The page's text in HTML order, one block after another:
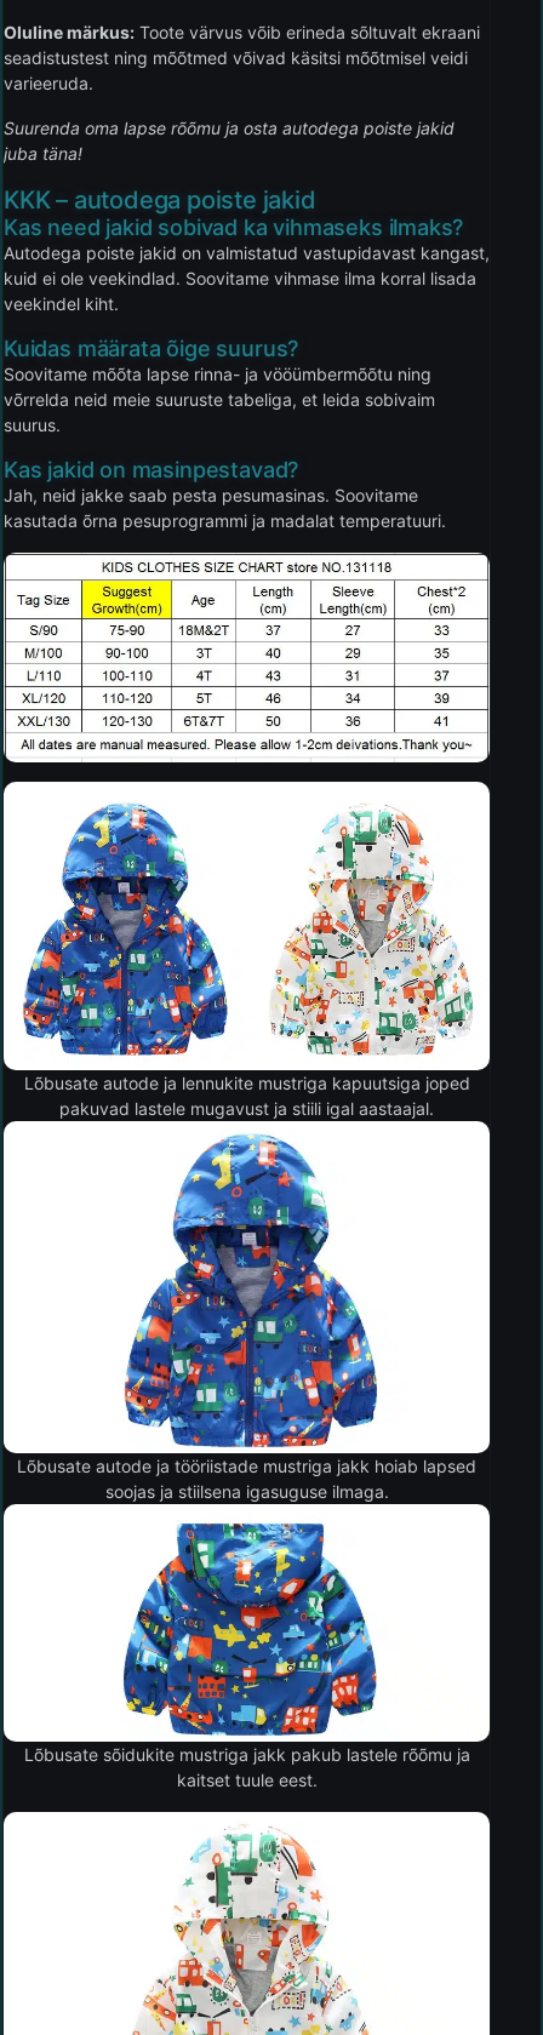
Oluline märkus: Toote värvus võib erineda sõltuvalt ekraani
seadistustest ning mõõtmed võivad käsitsi mõõtmisel veidi
varieeruda.
Suurenda oma lapse rõõmu ja osta autodega poiste jakid
juba täna!
KKK – autodega poiste jakid
Kas need jakid sobivad ka vihmaseks ilmaks?
Autodega poiste jakid on valmistatud vastupidavast kangast,
kuid ei ole veekindlad. Soovitame vihmase ilma korral lisada
veekindel kiht.
Kuidas määrata õige suurus?
Soovitame mõõta lapse rinna- ja vööümbermõõtu ning
võrrelda neid meie suuruste tabeliga, et leida sobivaim
suurus.
Kas jakid on masinpestavad?
Jah, neid jakke saab pesta pesumasinas. Soovitame
kasutada õrna pesuprogrammi ja madalat temperatuuri.
Lõbusate autode ja lennukite mustriga kapuutsiga joped
pakuvad lastele mugavust ja stiili igal aastaajal.
Lõbusate autode ja tööriistade mustriga jakk hoiab lapsed
soojas ja stiilsena igasuguse ilmaga.
Lõbusate sõidukite mustriga jakk pakub lastele rõõmu ja
kaitset tuule eest.